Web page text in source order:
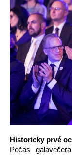
Historicky prvé
Počas